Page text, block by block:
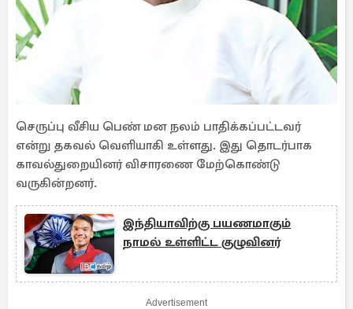
செருப்பு வீசிய பெண் மன நலம் பாதிக்கப்பட்டவர்
என்று தகவல் வெளியாகி உள்ளது. இது தொடர்பாக
காவல்துறையினர் விசாரணை மேற்கொண்டு
வருகின்றனர்.
இந்தியாவிற்கு பயணமாகும்
நாமல் உள்ளிட்ட குழுவினர்
Advertisement